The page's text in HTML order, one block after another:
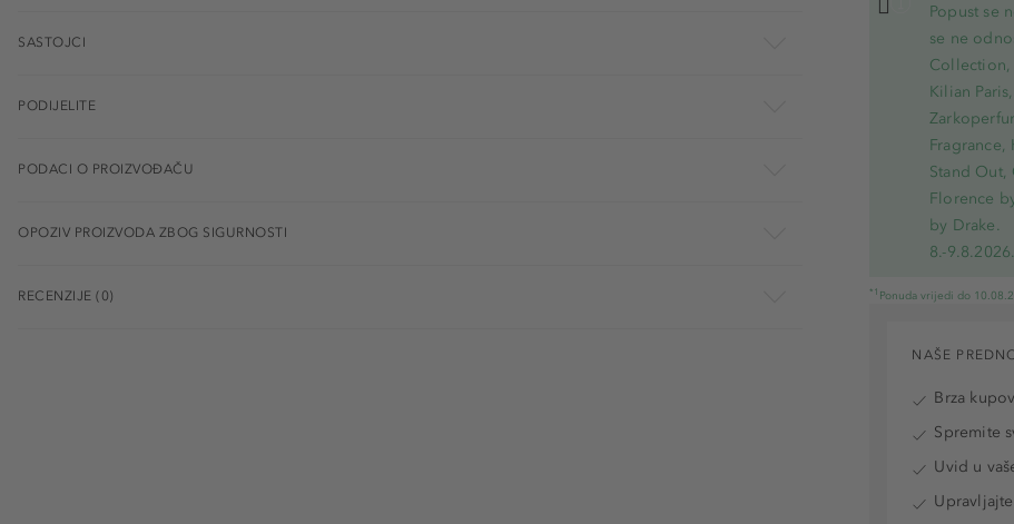
Popust se
se ne
Collection,
Kilian
Fragrance,
Stand Out,
Florence
by Drake.
8.-9.8.2026.
*1 Ponuda vrijedi do
SASTOJCI
PODIJELITE
PODACI O PROIZVOĐAČU
OPOZIV PROIZVODA ZBOG SIGURNOSTI
RECENZIJE (0)
NAŠE
Brza
Spremite
Uvid u